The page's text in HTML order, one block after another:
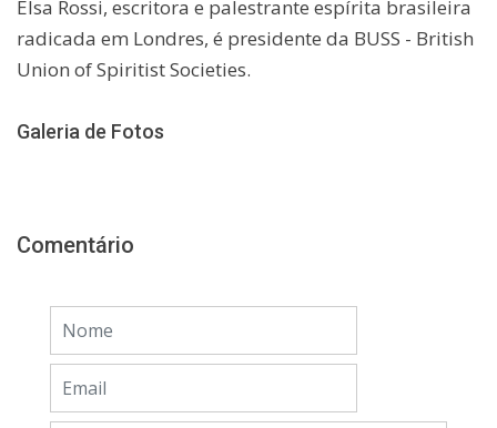
Elsa Rossi, escritora e palestrante espírita brasileira
radicada em Londres, é presidente da BUSS - British
Union of Spiritist Societies.
Galeria de Fotos
Comentário